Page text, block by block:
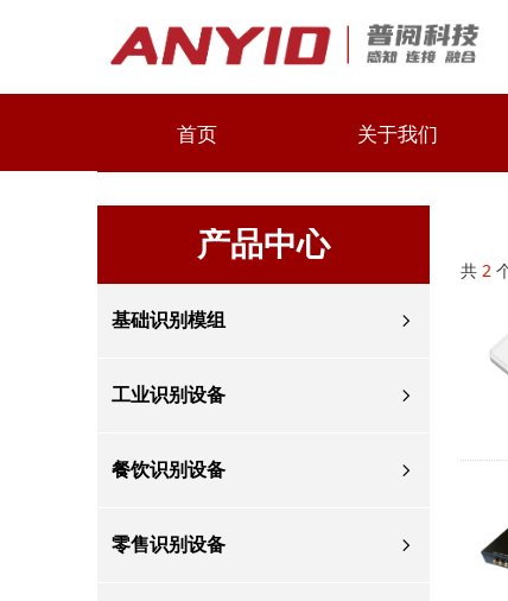
首页 关于我们
产品中心
ꁇ
基础识别模组
ꁇ
工业识别设备
ꁇ
餐饮识别设备
ꁇ
零售识别设备
共 2